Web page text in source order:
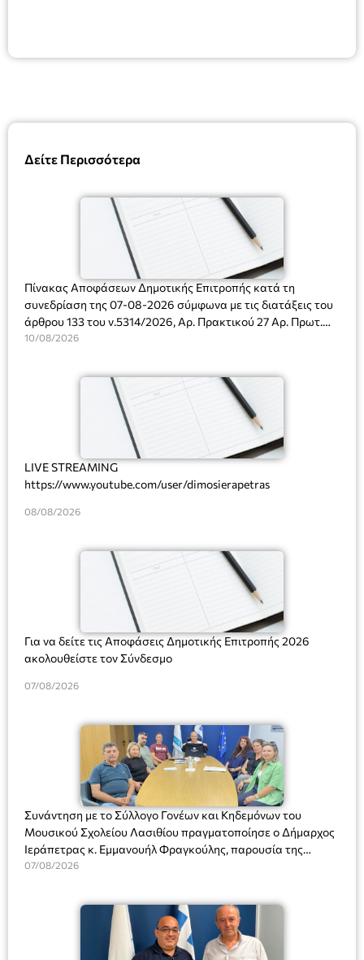
Δείτε Περισσότερα
Πίνακας Αποφάσεων Δημοτικής Επιτροπής κατά τη
συνεδρίαση της 07-08-2026 σύμφωνα με τις διατάξεις του
άρθρου 133 του ν.5314/2026, Αρ. Πρακτικού 27 Αρ. Πρωτ.
Πρόσκλησης: 10817/03-08-2026
10/08/2026
LIVE STREAMING
https://www.youtube.com/user/dimosierapetras
08/08/2026
Για να δείτε τις Αποφάσεις Δημοτικής Επιτροπής 2026
ακολουθείστε τον Σύνδεσμο
07/08/2026
Συνάντηση με το Σύλλογο Γονέων και Κηδεμόνων του
Μουσικού Σχολείου Λασιθίου πραγματοποίησε ο Δήμαρχος
Ιεράπετρας κ. Εμμανουήλ Φραγκούλης, παρουσία της
Διευθύντριας του σχολείου κας Μαριάννας Χαΐτα.
07/08/2026